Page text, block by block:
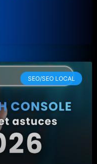
SEO/SEO LOCAL